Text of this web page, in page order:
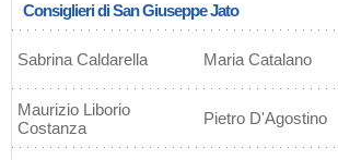
Consiglieri di San Giuseppe Jato
Sabrina Caldarella Maria Catalano
Maurizio Liborio
Costanza
Pietro D'Agostino